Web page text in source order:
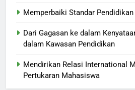
Memperbaiki Standar
Dari Gagasan ke dalam
dalam Kawasan Pendidikan
Mendirikan Relasi International
Pertukaran Mahasiswa